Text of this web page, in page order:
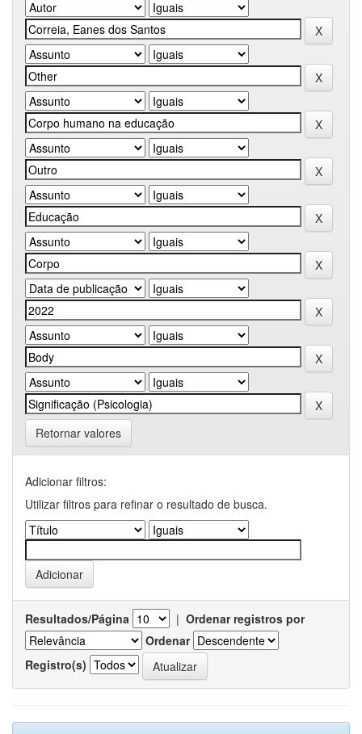
Retornar valores
Adicionar filtros:
Utilizar filtros para refinar o resultado de busca.
Resultados/Página | Ordenar registros por
Ordenar
Registro(s)